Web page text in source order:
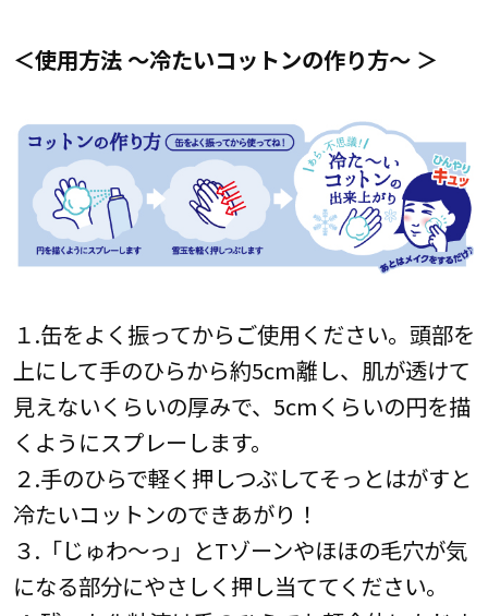
＜使用方法 ～冷たいコットンの作り方～ ＞
１.缶をよく振ってからご使用ください。頭部を
上にして手のひらから約5cm離し、肌が透けて
見えないくらいの厚みで、5cmくらいの円を描
くようにスプレーします。
２.手のひらで軽く押しつぶしてそっとはがすと
冷たいコットンのできあがり！
３.「じゅわ～っ」とTゾーンやほほの毛穴が気
になる部分にやさしく押し当ててください。